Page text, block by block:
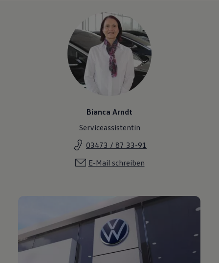
Bianca Arndt
Serviceassistentin
03473 / 87 33-91
E-Mail schreiben